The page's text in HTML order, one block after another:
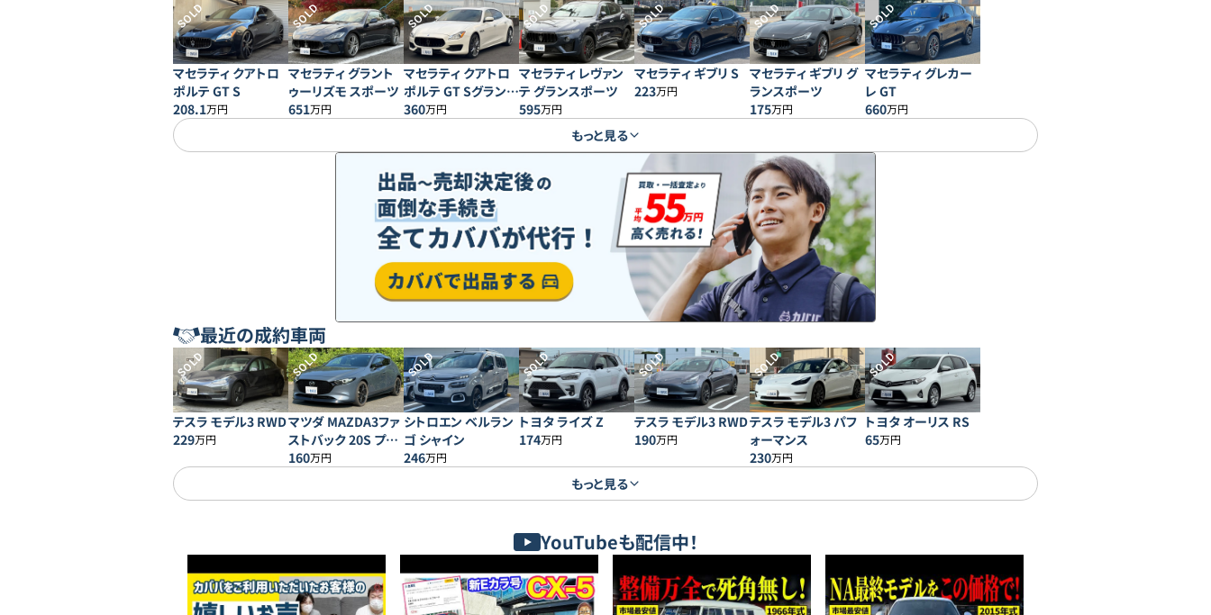
SOLD
マセラティ クアトロ
ポルテ GT S
208.1万円
SOLD
マセラティ グラント
ゥーリズモ スポーツ
651万円
SOLD
マセラティ クアトロ
ポルテ GT Sグランス
ポーツ
360万円
SOLD
マセラティ レヴァン
テ グランスポーツ
595万円
SOLD
マセラティ ギブリ S
223万円
SOLD
マセラティ ギブリ グ
ランスポーツ
175万円
SOLD
マセラティ グレカー
レ GT
660万円
もっと見る
最近の成約車両
SOLD
テスラ モデル3 RWD
229万円
SOLD
マツダ MAZDA3ファ
ストバック 20S プロ
アクティブ
160万円
SOLD
シトロエン ベルラン
ゴ シャイン
246万円
SOLD
トヨタ ライズ Z
174万円
SOLD
テスラ モデル3 RWD
190万円
SOLD
テスラ モデル3 パフ
ォーマンス
230万円
SOLD
トヨタ オーリス RS
65万円
もっと見る
YouTubeも配信中！